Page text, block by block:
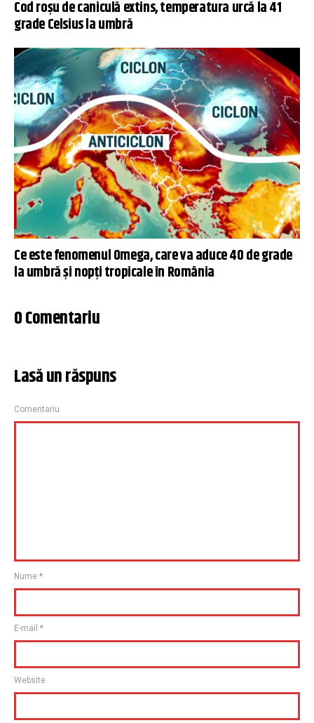
Cod roșu de caniculă extins, temperatura urcă la 41
grade Celsius la umbră
Ce este fenomenul Omega, care va aduce 40 de grade
la umbră și nopți tropicale în România
0 Comentariu
Lasă un răspuns
Comentariu
Nume *
E-mail *
Website